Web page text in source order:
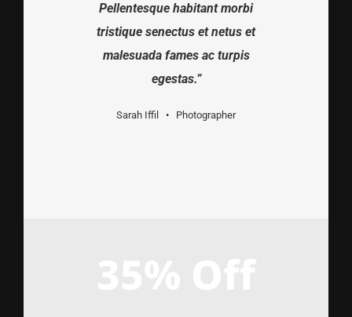
Pellentesque habitant morbi
tristique senectus et netus et
malesuada fames ac turpis
egestas.”
Sarah Iffil • Photographer